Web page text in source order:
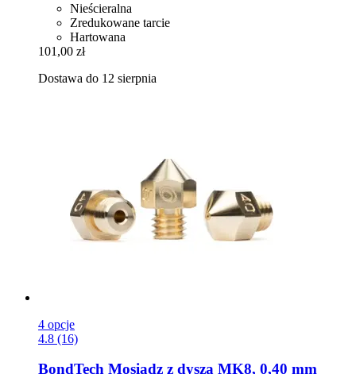
Nieścieralna
Zredukowane tarcie
Hartowana
101,00 zł
Dostawa do 12 sierpnia
4 opcje
4.8 (16)
BondTech Mosiądz z dyszą MK8, 0,40 mm